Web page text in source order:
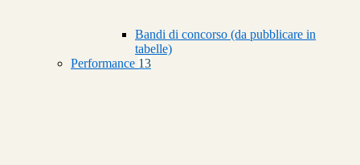
Bandi di concorso (da pubblicare in
tabelle)
Performance 13